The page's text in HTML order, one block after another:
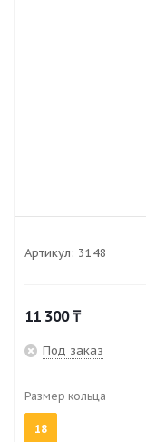
Артикул: 3148
11 300₸
Под заказ
Размер кольца
18